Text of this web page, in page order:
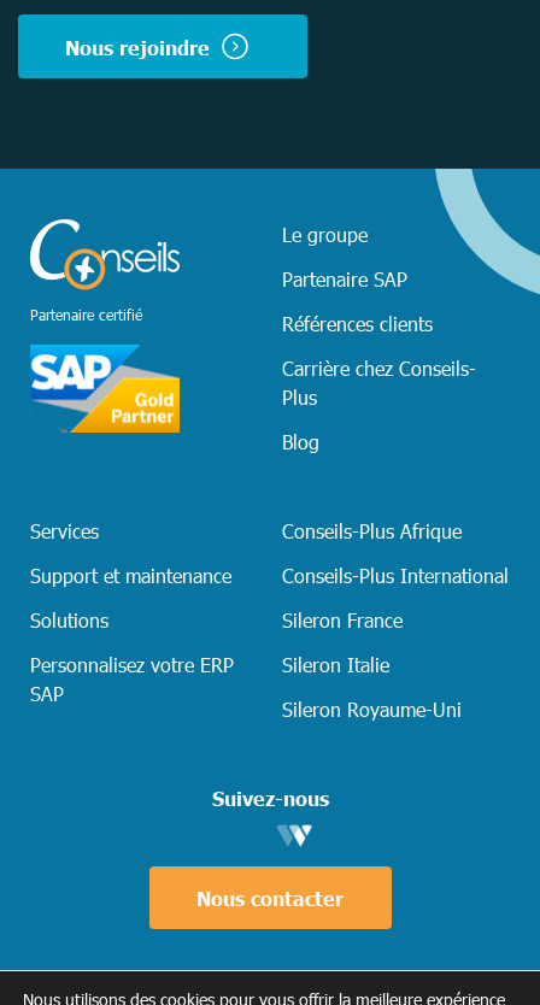
Nous rejoindre
Partenaire certifié
Le groupe
Partenaire SAP
Références clients
Carrière chez Conseils-
Plus
Blog
Services
Support et maintenance
Solutions
Personnalisez votre ERP
SAP
Conseils-Plus Afrique
Conseils-Plus International
Sileron France
Sileron Italie
Sileron Royaume-Uni
Suivez-nous
Nous contacter
Nous utilisons des cookies pour vous offrir la meilleure expérience